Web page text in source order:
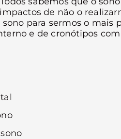
de não o
para sermos o mais
e de cronótipos